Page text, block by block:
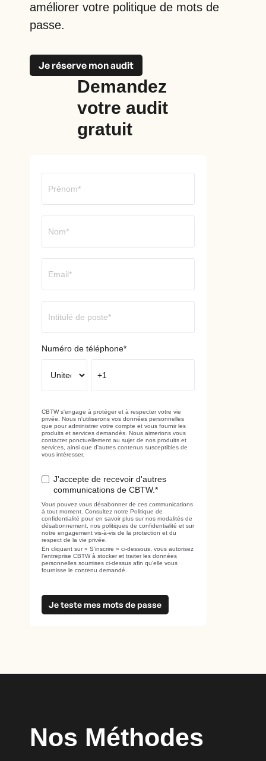
améliorer votre politique de mots de
passe.
Je réserve mon audit
Demandez
votre audit
gratuit
Numéro de téléphone*
CBTW s'engage à protéger et à respecter votre vie
privée. Nous n'utiliserons vos données personnelles
que pour administrer votre compte et vous fournir les
produits et services demandés. Nous aimerions vous
contacter ponctuellement au sujet de nos produits et
services, ainsi que d'autres contenus susceptibles de
vous intéresser.
J'accepte de recevoir d'autres
communications de CBTW.*
Vous pouvez vous désabonner de ces communications
à tout moment. Consultez notre Politique de
confidentialité pour en savoir plus sur nos modalités de
désabonnement, nos politiques de confidentialité et sur
notre engagement vis-à-vis de la protection et du
respect de la vie privée.
En cliquant sur « S'inscrire » ci-dessous, vous autorisez
l’entreprise CBTW à stocker et traiter les données
personnelles soumises ci-dessus afin qu’elle vous
fournisse le contenu demandé.
Nos Méthodes